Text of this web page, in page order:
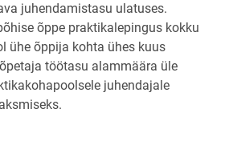
juhendamistasu ulatuses.
õppe praktikalepingus kokku
ühe õppija kohta ühes kuus
töötasu alammäära üle
juhendajale